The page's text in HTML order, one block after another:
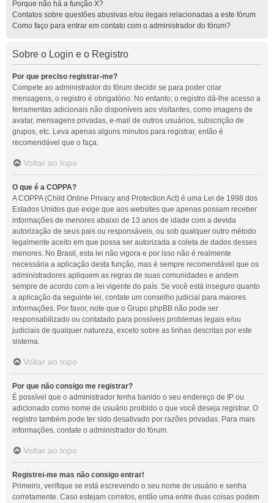
Porque não há a função X?
Contatos sobre questões abusivas e/ou ilegais relacionadas a este fórum
Como faço para entrar em contato com o administrador do fórum?
Sobre o Login e o Registro
Por que preciso registrar-me?
Compete ao administrador do fórum decidir se para poder criar
mensagens, o registro é obrigatório. No entanto; o registro dá-lhe acesso a
ferramentas adicionais não disponíveis aos visitantes, como imagens de
avatar, mensagens privadas, e-mail de outros usuários, subscrição de
grupos, etc. Leva apenas alguns minutos para registrar, então é
recomendável que o faça.
Voltar ao topo
O que é a COPPA?
A COPPA (Child Online Privacy and Protection Act) é uma Lei de 1998 dos
Estados Unidos que exige que aos websites que apenas possam receber
informações de menores abaixo de 13 anos de idade com a devida
autorização de seus pais ou responsáveis, ou sob qualquer outro método
legalmente aceito em que possa ser autorizada a coleta de dados desses
menores. No Brasil, esta lei não vigora e por isso não é realmente
necessária a aplicação desta função, mas é sempre recomendável que os
administradores apliquem as regras de suas comunidades e andem
sempre de acordo com a lei vigente do país. Se você está inseguro quanto
a aplicação da seguinte lei, contate um conselho judicial para maiores
informações. Por favor, note que o Grupo phpBB não pode ser
responsabilizado ou contatado para possíveis problemas legais e/ou
judiciais de qualquer natureza, exceto sobre as linhas descritas por este
sistema.
Voltar ao topo
Por que não consigo me registrar?
É possível que o administrador tenha banido o seu endereço de IP ou
adicionado como nome de usuário proibido o que você deseja registrar. O
registro também pode ter sido desativado por razões privadas. Para mais
informações, contate o administrador do fórum.
Voltar ao topo
Registrei-me mas não consigo entrar!
Primeiro, verifique se está escrevendo o seu nome de usuário e senha
corretamente. Caso estejam corretos, então uma entre duas coisas podem